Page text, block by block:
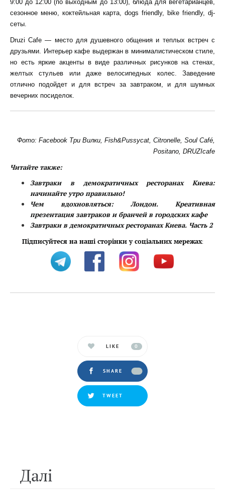
9:00 до 12:00 (по выходным до 13:00), блюда для вегетарианцев,
сезонное меню, коктейльная карта, dogs friendly, bike friendly, dj-
сеты.
Druzi Cafe — место для душевного общения и теплых встреч с
друзьями. Интерьер кафе выдержан в минималистическом стиле,
но есть яркие акценты в виде различных рисунков на стенах,
желтых стульев или даже велосипедных колес. Заведение
отлично подойдет и для встреч за завтраком, и для шумных
вечерних посиделок.
Фото: Facebook Три Вилки, Fish&Pussycat, Citronelle, Soul Café,
Positano, DRUZIcafe
Читайте также:
Завтраки в демократичных ресторанах Киева:
начинайте утро правильно!
Чем вдохновляться: Лондон. Креативная
презентация завтраков и бранчей в городских кафе
Завтраки в демократичных ресторанах Киева. Часть 2
Підписуйтеся на наші сторінки у соціальних мережах:
LIKE 0
SHARE
TWEET
Далi